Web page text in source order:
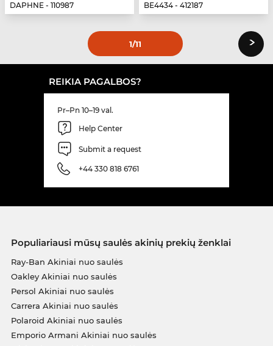
DAPHNE - 110987
BE4434 - 412187
1/11 ›
REIKIA PAGALBOS?
Pr–Pn 10–19 val.
Help Center
Submit a request
+44 330 818 6761
Populiariausi mūsų saulės akinių prekių ženklai
Ray-Ban Akiniai nuo saulės
Oakley Akiniai nuo saulės
Persol Akiniai nuo saulės
Carrera Akiniai nuo saulės
Polaroid Akiniai nuo saulės
Emporio Armani Akiniai nuo saulės